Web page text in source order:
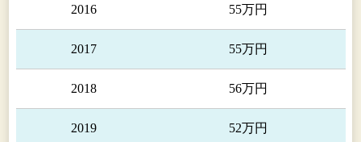
2016 55万円
2017 55万円
2018 56万円
2019 52万円